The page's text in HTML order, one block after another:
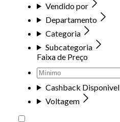
Vendido por
Departamento
Categoria
Subcategoria
Faixa de Preço
Cashback Disponivel
Voltagem